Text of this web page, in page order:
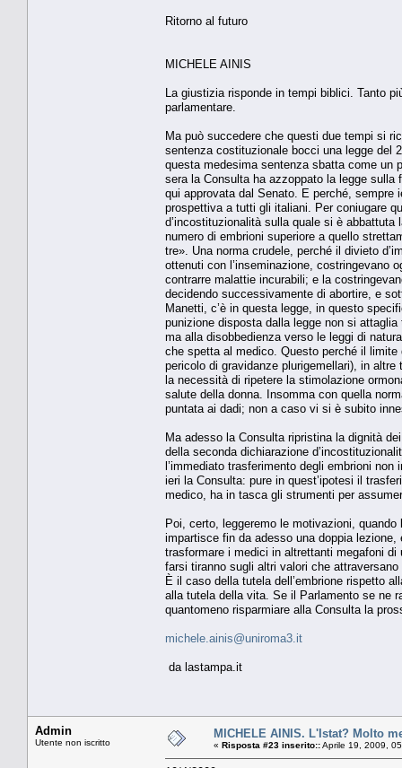
Ritorno al futuro
MICHELE AINIS
La giustizia risponde in tempi biblici. Tanto
parlamentare.
Ma può succedere che questi due tempi si
sentenza costituzionale bocci una legge del
questa medesima sentenza sbatta come un
sera la Consulta ha azzoppato la legge
qui approvata dal Senato. E perché,
prospettiva a tutti gli italiani. Per coniugare
d’incostituzionalità sulla quale si è
numero di embrioni superiore a quello
tre». Una norma crudele, perché il divieto
ottenuti con l’inseminazione, costringevano
contrarre malattie incurabili; e la
decidendo successivamente di abortire, e
Manetti, c’è in questa legge, in questo
punizione disposta dalla legge non si
ma alla disobbedienza verso le leggi di
che spetta al medico. Questo perché il
pericolo di gravidanze plurigemellari), in
la necessità di ripetere la stimolazione
salute della donna. Insomma con quella
puntata ai dadi; non a caso vi si è subito
Ma adesso la Consulta ripristina la dignità
della seconda dichiarazione
l’immediato trasferimento degli embrioni
ieri la Consulta: pure in quest’ipotesi il
medico, ha in tasca gli strumenti per
Poi, certo, leggeremo le motivazioni,
impartisce fin da adesso una doppia
trasformare i medici in altrettanti megafoni
farsi tiranno sugli altri valori che
È il caso della tutela dell’embrione rispetto
alla tutela della vita. Se il Parlamento se ne
quantomeno risparmiare alla Consulta la
michele.ainis@uniroma3.it
da lastampa.it
Admin
Utente non iscritto
MICHELE AINIS. L'Istat? Molto
« Risposta #23 inserito::Aprile 19, 2009,